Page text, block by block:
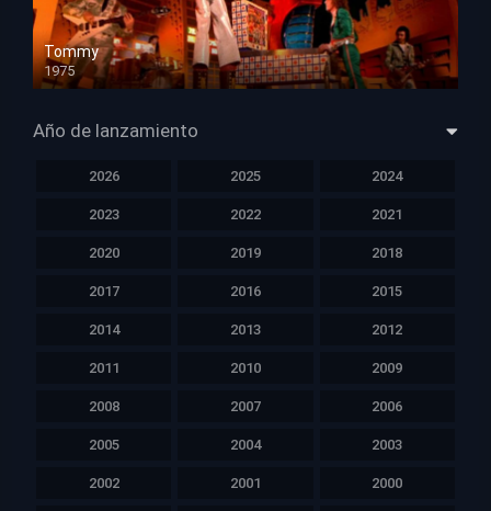
Tommy
1975
HD 1080p
Año de lanzamiento
2026 2025 2024
2023 2022 2021
2020 2019 2018
2017 2016 2015
2014 2013 2012
2011 2010 2009
2008 2007 2006
2005 2004 2003
2002 2001 2000